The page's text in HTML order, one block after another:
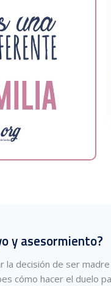
y asesormiento?
la decisión de ser madre
cómo hacer el duelo